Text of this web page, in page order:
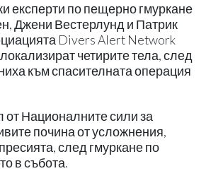
експерти по пещерно гмуркане
Джени Вестерлунд и Патрик
Divers Alert Network
четирите тела, след
към спасителната операция
от Националните сили за
почина от усложнения,
след гмуркане по
в събота.